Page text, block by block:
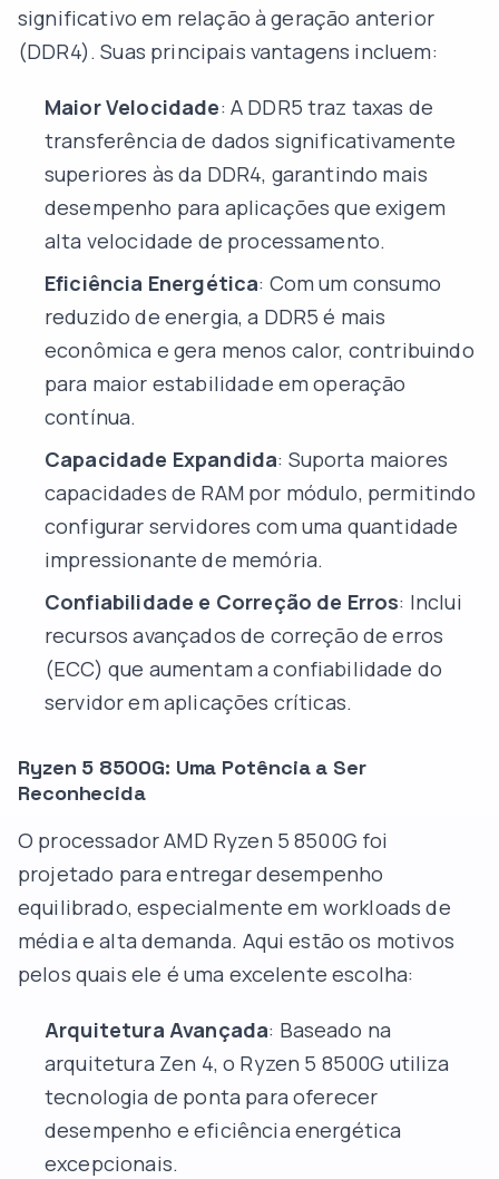
significativo em relação à geração anterior
(DDR4). Suas principais vantagens incluem:
Maior Velocidade: A DDR5 traz taxas de
transferência de dados significativamente
superiores às da DDR4, garantindo mais
desempenho para aplicações que exigem
alta velocidade de processamento.
Eficiência Energética: Com um consumo
reduzido de energia, a DDR5 é mais
econômica e gera menos calor, contribuindo
para maior estabilidade em operação
contínua.
Capacidade Expandida: Suporta maiores
capacidades de RAM por módulo, permitindo
configurar servidores com uma quantidade
impressionante de memória.
Confiabilidade e Correção de Erros: Inclui
recursos avançados de correção de erros
(ECC) que aumentam a confiabilidade do
servidor em aplicações críticas.
Ryzen 5 8500G: Uma Potência a Ser
Reconhecida
O processador AMD Ryzen 5 8500G foi
projetado para entregar desempenho
equilibrado, especialmente em workloads de
média e alta demanda. Aqui estão os motivos
pelos quais ele é uma excelente escolha:
Arquitetura Avançada: Baseado na
arquitetura Zen 4, o Ryzen 5 8500G utiliza
tecnologia de ponta para oferecer
desempenho e eficiência energética
excepcionais.